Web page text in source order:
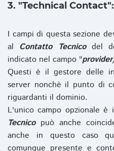
3. "Technical Contact":
I campi di questa sezione
al Contatto Tecnicodel
indicato nel campo "
Questi è il gestore delle
server nonchè il punto di
riguardanti il dominio.
L'unico campo opzionale
Tecnicopuò anche
anche in questo caso
comunque presente e